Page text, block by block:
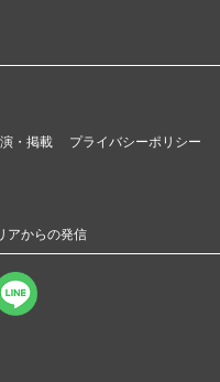
・掲載 プライバシーポリシー
アからの発信